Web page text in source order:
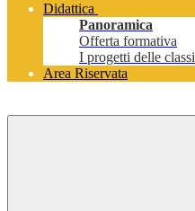
Didattica
Panoramica
Offerta formativa
I progetti delle classi
Area Riservata